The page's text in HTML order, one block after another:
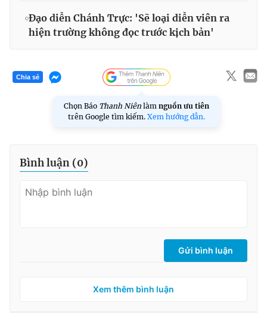
Đạo diễn Chánh Trực: 'Sẽ loại diễn viên ra
hiện trường không đọc trước kịch bản'
Chia sẻ
Chọn Báo Thanh Niên làm nguồn ưu tiên
trên Google tìm kiếm. Xem hướng dẫn.
Bình luận (0)
Gửi bình luận
Xem thêm bình luận